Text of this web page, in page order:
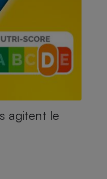
agitent le